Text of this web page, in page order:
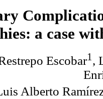
a case
Escobar1 ,
Alberto